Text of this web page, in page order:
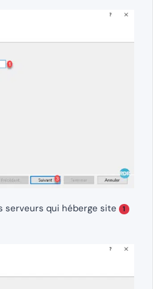
serveurs qui héberge site 1